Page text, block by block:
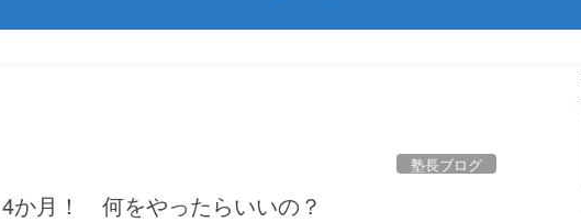
塾長ブログ
か月！ 何をやったらいいの？